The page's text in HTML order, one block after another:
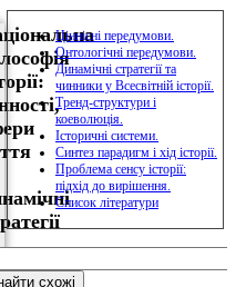
Ціннісні передумови.
Онтологічні передумови.
Динамічні стратегії та
чинники у Всесвітній історії.
Тренд-структури і
коеволюція.
Історичні системи.
Синтез парадигм і хід історії.
Проблема сенсу історії:
підхід до вирішення.
Список літератури